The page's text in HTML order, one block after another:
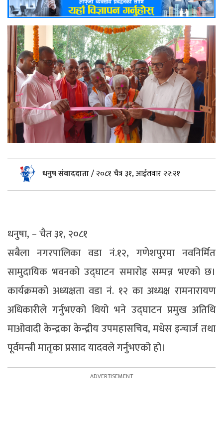
धनुष संवाददाता/२०८१ चैत्र ३१, आईतवार २२:२१
धनुषा, – चैत ३१, २०८१
सबैला नगरपालिका वडा नं.१२, गणेशपुरमा नवनिर्मित
सामुदायिक भवनको उद्घाटन समारोह सम्पन्न भएको छ।
कार्यक्रमको अध्यक्षता वडा नं. १२ का अध्यक्ष रामनारायण
अधिकारीले गर्नुभएको थियो भने उद्घाटन प्रमुख अतिथि
माओवादी केन्द्रका केन्द्रीय उपमहासचिव, मधेस इन्चार्ज तथा
पूर्वमन्त्री मातृका प्रसाद यादवले गर्नुभएको हो।